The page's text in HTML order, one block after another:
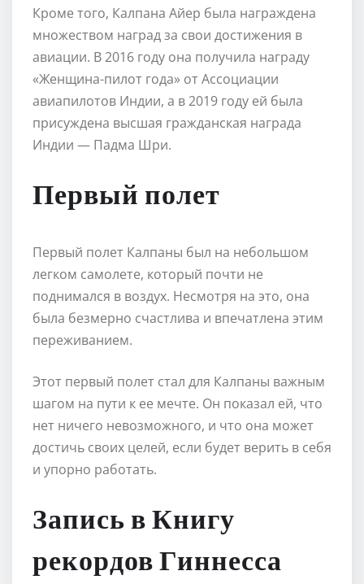
Кроме того, Калпана Айер была награждена
множеством наград за свои достижения в
авиации. В 2016 году она получила награду
«Женщина-пилот года» от Ассоциации
авиапилотов Индии, а в 2019 году ей была
присуждена высшая гражданская награда
Индии — Падма Шри.
Первый полет
Первый полет Калпаны был на небольшом
легком самолете, который почти не
поднимался в воздух. Несмотря на это, она
была безмерно счастлива и впечатлена этим
переживанием.
Этот первый полет стал для Калпаны важным
шагом на пути к ее мечте. Он показал ей, что
нет ничего невозможного, и что она может
достичь своих целей, если будет верить в себя
и упорно работать.
Запись в Книгу
рекордов Гиннесса